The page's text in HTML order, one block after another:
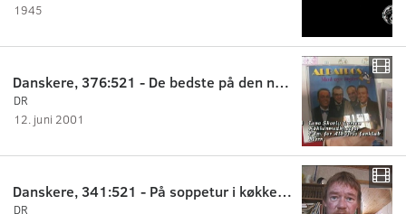
1945
Danskere, 376:521 - De bedste på den nye Albatros.
DR
12. juni 2001
Danskere, 341:521 - På soppetur i køkkenet.
DR